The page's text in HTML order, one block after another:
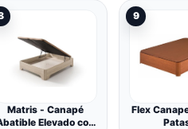
| Polipiel
cm
Matris - Canapé
Elevado con
9
Flex